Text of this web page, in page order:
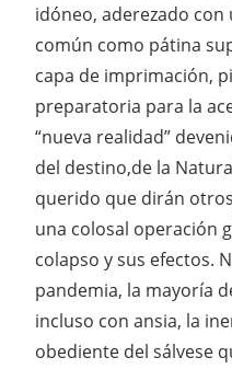
idóneo, aderezado
común como pátina
capa de imprimación,
preparatoria para la
“nueva realidad”
del destino,de la
querido que dirán
una colosal operación
colapso y sus efectos.
pandemia, la mayoría
incluso con ansia, la
obediente del sálvese